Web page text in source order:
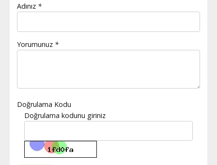
Adınız *
Yorumunuz *
Doğrulama Kodu
Doğrulama kodunu giriniz